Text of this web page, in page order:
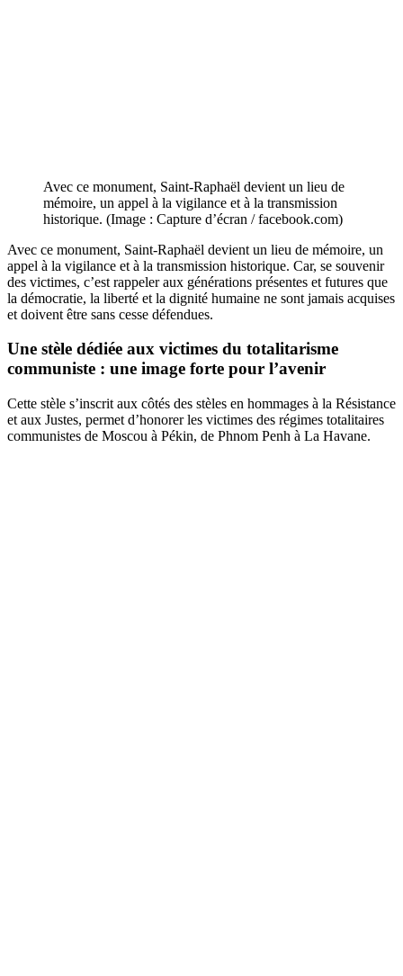
Avec ce monument, Saint-Raphaël devient un lieu de
mémoire, un appel à la vigilance et à la transmission
historique. (Image : Capture d’écran / facebook.com)
Avec ce monument, Saint-Raphaël devient un lieu de mémoire, un
appel à la vigilance et à la transmission historique. Car, se souvenir
des victimes, c’est rappeler aux générations présentes et futures que
la démocratie, la liberté et la dignité humaine ne sont jamais acquises
et doivent être sans cesse défendues.
Une stèle dédiée aux victimes du totalitarisme
communiste : une image forte pour l’avenir
Cette stèle s’inscrit aux côtés des stèles en hommages à la Résistance
et aux Justes, permet d’honorer les victimes des régimes totalitaires
communistes de Moscou à Pékin, de Phnom Penh à La Havane.